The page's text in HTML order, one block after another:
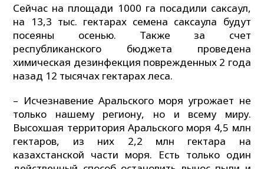
Сейчас на площади 1000 га посадили саксаул,
на 13,3 тыс. гектарах семена саксаула будут
посеяны осенью. Также за счет
республиканского бюджета проведена
химическая дезинфекция поврежденных 2 года
назад 12 тысячах гектарах леса.
– Исчезнавение Аральского моря угрожает не
только нашему региону, но и всему миру.
Высохшая территория Аральского моря 4,5 млн
гектаров, из них 2,2 млн гектара на
казахстанской части моря. Есть только один